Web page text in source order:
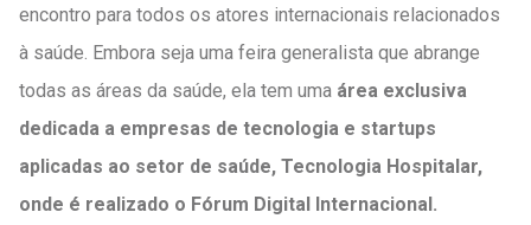
encontro para todos os atores internacionais relacionados
à saúde. Embora seja uma feira generalista que abrange
todas as áreas da saúde, ela tem uma área exclusiva
dedicada a empresas de tecnologia e startups
aplicadas ao setor de saúde, Tecnologia Hospitalar,
onde é realizado o Fórum Digital Internacional.